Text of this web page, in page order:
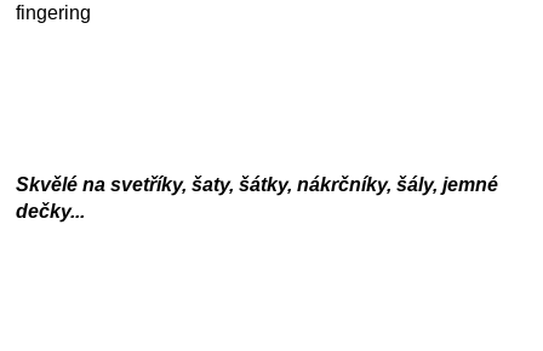
fingering
Skvělé na svetříky, šaty, šátky, nákrčníky, šály, jemné
dečky...